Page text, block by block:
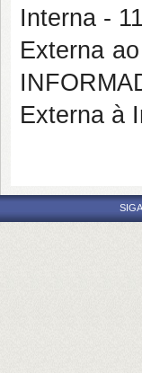
Interna -
Externa
Externa à